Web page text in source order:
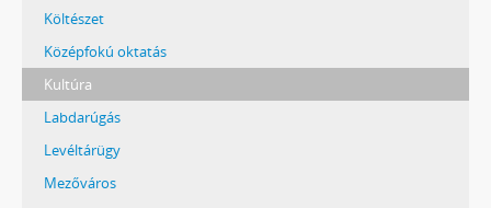
Költészet
Középfokú oktatás
Kultúra
Labdarúgás
Levéltárügy
Mezőváros